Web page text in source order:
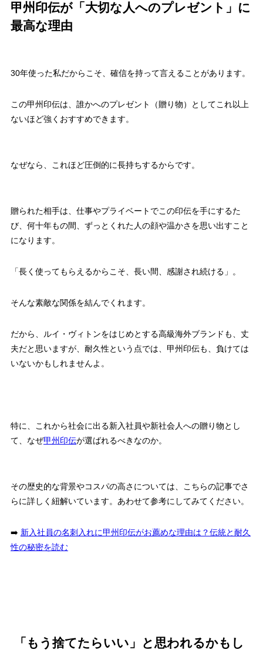
甲州印伝が「大切な人へのプレゼント」に
最高な理由
30年使った私だからこそ、確信を持って言えることがあります。
この甲州印伝は、誰かへのプレゼント（贈り物）としてこれ以上
ないほど強くおすすめできます。
なぜなら、これほど圧倒的に長持ちするからです。
贈られた相手は、仕事やプライベートでこの印伝を手にするた
び、何十年もの間、ずっとくれた人の顔や温かさを思い出すこと
になります。
「長く使ってもらえるからこそ、長い間、感謝され続ける」。
そんな素敵な関係を結んでくれます。
だから、ルイ・ヴィトンをはじめとする高級海外ブランドも、丈
夫だと思いますが、耐久性という点では、甲州印伝も、負けては
いないかもしれませんよ。
特に、これから社会に出る新入社員や新社会人への贈り物とし
て、なぜ甲州印伝が選ばれるべきなのか。
その歴史的な背景やコスパの高さについては、こちらの記事でさ
らに詳しく紐解いています。あわせて参考にしてみてください。
➡️ 新入社員の名刺入れに甲州印伝がお薦めな理由は？伝統と耐久
性の秘密を読む
「もう捨てたらいい」と思われるかもし